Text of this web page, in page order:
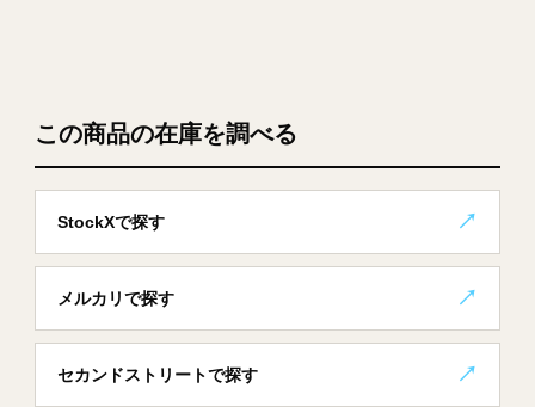
この商品の在庫を調べる
StockXで探す
メルカリで探す
セカンドストリートで探す